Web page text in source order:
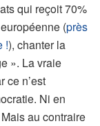
qui reçoit 70%
(près
!), chanter la
». La vraie
ce n’est
Ni en
au contraire